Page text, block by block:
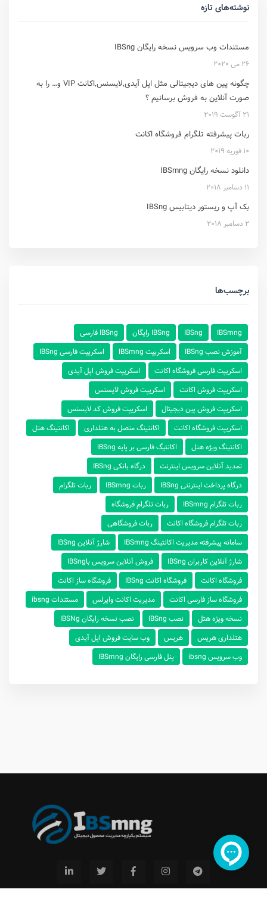
نوشته‌های تازه
مستندات وب سرویس نسخه رایگان IBSng
26 می 2020
چگونه پین های دیجیتالی مثل اپل آیدی,لایسنس,اکانت VIP و… را به
صورت آنلاین به فروش برسانیم ؟
21 آگوست 2019
ربات پیشرفته تلگرام فروشگاه اکانت
10 فوریه 2019
دانلود نسخه رایگان IBSmng
11 دسامبر 2018
بک آپ و ریستور دیتابیس IBSng
2 دسامبر 2018
برچسب‌ها
IBSmng
IBSng IBSng رایگان
IBSng فارسی
آموزش نصب IBSng
اسکریپت IBSmng
اسکریپت فارسی IBSng
اسکریپت فارسی فروشگاه اکانت
اسکریپت فروش اپل آیدی
اسکریپت فروش اکانت
اسکریپت فروش لایسنس
اسکریپت فروش پین دیجیتال
اسکریپت فروش کد لایسنس
اسکریپت فروشگاه اکانت
اکانتینگ متصل به هتلداری
اکانتینگ هتل
اکانتینگ ویژه هتل
اکانتیگ فارسی بر پایه IBSng
تمدید آنلاین سرویس اینترنت
درگاه بانکی IBSng
درگاه پرداخت اینترنتی IBSng
ربات IBSmng
ربات تلگرام
ربات تلگرام IBSmng
ربات تلگرام فروشگاه
ربات تلگرام فروشگاه اکانت
ربات فروشگاهی
سامانه پیشرفته مدیریت اکانتینگ IBSmng
شارژ آنلاین IBSng
شارژ‌ آنلاین ‌کاربران IBSng
فروش آنلاین سرویس باIBSng
فروشگاه اکانت
فروشگاه اکانت IBSng
فروشگاه ساز اکانت
فروشگاه ساز فارسی اکانت
مدیریت اکانت وایرلس
مستندات ibsng
نسخه ویژه هتل
نصب IBSng
نصب نسخه رایگان IBSNg
هتلداری هریس
هریس
وب سایت فروش اپل آیدی
وب سرویس ibsng
پنل فارسی رایگان IBSmng